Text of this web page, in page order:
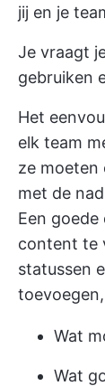
jij en je
Je vraagt
gebruiken
Het
elk team
ze moeten
met de
Een
content te
statussen
Wat
Wat